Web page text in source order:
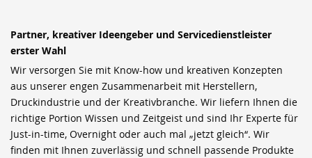
Partner, kreativer Ideengeber und Servicedienstleister
erster Wahl
Wir versorgen Sie mit Know-how und kreativen Konzepten
aus unserer engen Zusammenarbeit mit Herstellern,
Druckindustrie und der Kreativbranche. Wir liefern Ihnen die
richtige Portion Wissen und Zeitgeist und sind Ihr Experte für
Just-in-time, Overnight oder auch mal „jetzt gleich“. Wir
finden mit Ihnen zuverlässig und schnell passende Produkte